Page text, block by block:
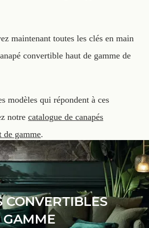
maintenant toutes les clés en main
convertible haut de gamme de
modèles qui répondent à ces
notre catalogue de canapés
de gamme.
CONVERTIBLES